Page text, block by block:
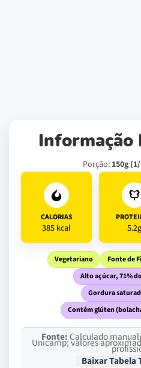
Informação
Porção: 150g
CALORIAS
385 kcal 5.2g
Vegetariano Fonte de
Alto açúcar, 71%
Gordura
Contém glúten
Fonte:Calculado
Unicamp; valores
Baixar Tabela